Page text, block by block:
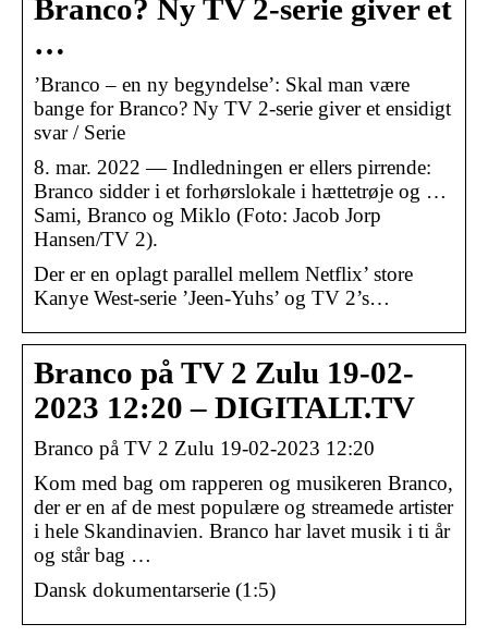
Branco? Ny TV 2-serie giver et
…
’Branco – en ny begyndelse’: Skal man være
bange for Branco? Ny TV 2-serie giver et ensidigt
svar / Serie
8. mar. 2022 — Indledningen er ellers pirrende:
Branco sidder i et forhørslokale i hættetrøje og …
Sami, Branco og Miklo (Foto: Jacob Jorp
Hansen/TV 2).
Der er en oplagt parallel mellem Netflix’ store
Kanye West-serie ’Jeen-Yuhs’ og TV 2’s…
Branco på TV 2 Zulu 19-02-
2023 12:20 – DIGITALT.TV
Branco på TV 2 Zulu 19-02-2023 12:20
Kom med bag om rapperen og musikeren Branco,
der er en af de mest populære og streamede artister
i hele Skandinavien. Branco har lavet musik i ti år
og står bag …
Dansk dokumentarserie (1:5)